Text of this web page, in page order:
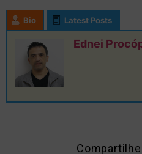
Bio Latest Posts
Ednei